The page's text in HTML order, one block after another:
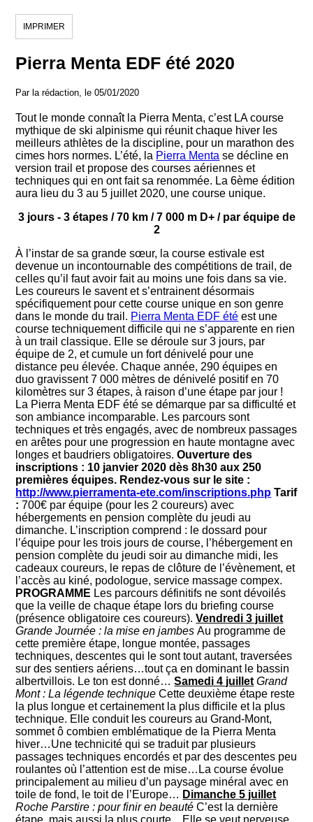
IMPRIMER
Pierra Menta EDF été 2020
Par la rédaction, le 05/01/2020
Tout le monde connaît la Pierra Menta, c’est LA course
mythique de ski alpinisme qui réunit chaque hiver les
meilleurs athlètes de la discipline, pour un marathon des
cimes hors normes. L’été, la Pierra Menta se décline en
version trail et propose des courses aériennes et
techniques qui en ont fait sa renommée. La 6ème édition
aura lieu du 3 au 5 juillet 2020, une course unique.
3 jours - 3 étapes / 70 km / 7 000 m D+ / par équipe de
2
À l’instar de sa grande sœur, la course estivale est
devenue un incontournable des compétitions de trail, de
celles qu’il faut avoir fait au moins une fois dans sa vie.
Les coureurs le savent et s’entrainent désormais
spécifiquement pour cette course unique en son genre
dans le monde du trail. Pierra Menta EDF été est une
course techniquement difficile qui ne s’apparente en rien
à un trail classique. Elle se déroule sur 3 jours, par
équipe de 2, et cumule un fort dénivelé pour une
distance peu élevée. Chaque année, 290 équipes en
duo gravissent 7 000 mètres de dénivelé positif en 70
kilomètres sur 3 étapes, à raison d’une étape par jour !
La Pierra Menta EDF été se démarque par sa difficulté et
son ambiance incomparable. Les parcours sont
techniques et très engagés, avec de nombreux passages
en arêtes pour une progression en haute montagne avec
longes et baudriers obligatoires.Ouverture des
inscriptions : 10 janvier 2020 dès 8h30 aux 250
premières équipes. Rendez-vous sur le site :
http://www.pierramenta-ete.com/inscriptions.php Tarif
: 700€ par équipe (pour les 2 coureurs) avec
hébergements en pension complète du jeudi au
dimanche. L’inscription comprend : le dossard pour
l’équipe pour les trois jours de course, l’hébergement en
pension complète du jeudi soir au dimanche midi, les
cadeaux coureurs, le repas de clôture de l’évènement, et
l’accès au kiné, podologue, service massage compex.
PROGRAMME Les parcours définitifs ne sont dévoilés
que la veille de chaque étape lors du briefing course
(présence obligatoire ces coureurs).Vendredi 3 juillet
Grande Journée : la mise en jambes Au programme de
cette première étape, longue montée, passages
techniques, descentes qui le sont tout autant, traversées
sur des sentiers aériens…tout ça en dominant le bassin
albertvillois. Le ton est donné…Samedi 4 juillet Grand
Mont : La légende technique Cette deuxième étape reste
la plus longue et certainement la plus difficile et la plus
technique. Elle conduit les coureurs au Grand-Mont,
sommet ô combien emblématique de la Pierra Menta
hiver…Une technicité qui se traduit par plusieurs
passages techniques encordés et par des descentes peu
roulantes où l’attention est de mise…La course évolue
principalement au milieu d’un paysage minéral avec en
toile de fond, le toit de l’Europe… Dimanche 5 juillet
Roche Parstire : pour finir en beauté C’est la dernière
étape, mais aussi la plus courte…Elle se veut nerveuse